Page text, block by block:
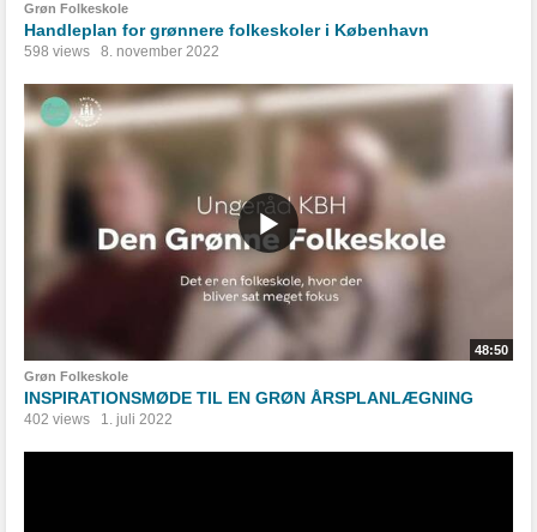
Grøn Folkeskole
Handleplan for grønnere folkeskoler i København
598 views 8. november 2022
48:50
Grøn Folkeskole
INSPIRATIONSMØDE TIL EN GRØN ÅRSPLANLÆGNING
402 views 1. juli 2022